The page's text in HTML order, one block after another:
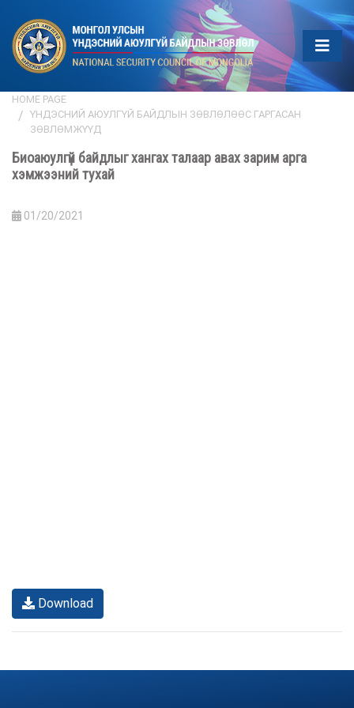
HOME PAGE
ҮНДЭСНИЙ АЮУЛГҮЙ БАЙДЛЫН ЗӨВЛӨЛӨӨС ГАРГАСАН
ЗӨВЛӨМЖҮҮД
Биоаюулгүй байдлыг хангах талаар авах зарим арга
хэмжээний тухай
01/20/2021
Download